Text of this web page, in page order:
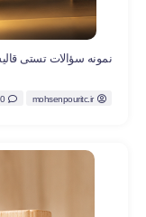
نمونه سؤالات تستی
mohsenpouritc.ir
0